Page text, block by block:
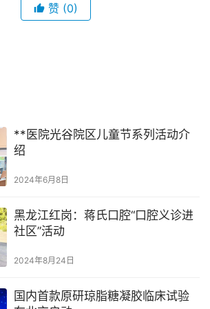
赞 (0)
**医院光谷院区儿童节系列活动介
绍
2024年6月8日
黑龙江红岗：蒋氏口腔“口腔义诊进
社区”活动
2024年8月24日
国内首款原研琼脂糖凝胶临床试验